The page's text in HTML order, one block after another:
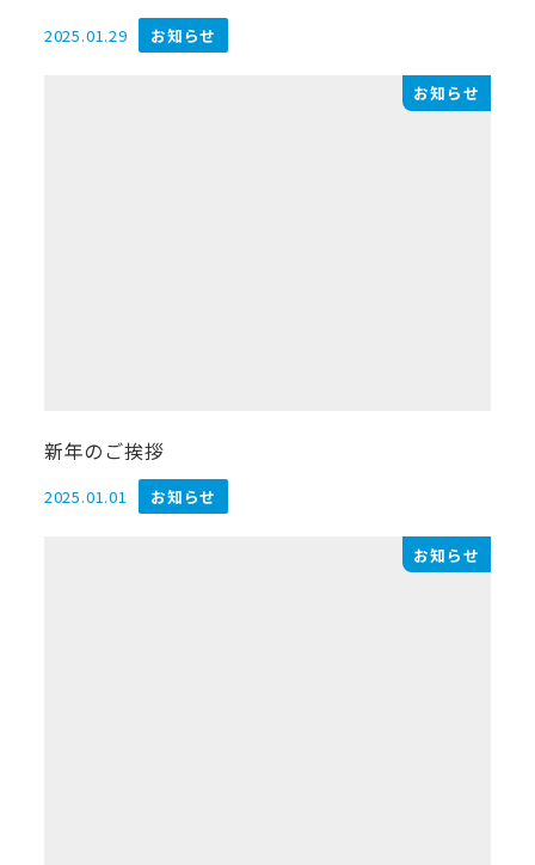
投稿日
2025.01.29 お知らせ
お知らせ
新年のご挨拶
投稿日
2025.01.01 お知らせ
お知らせ